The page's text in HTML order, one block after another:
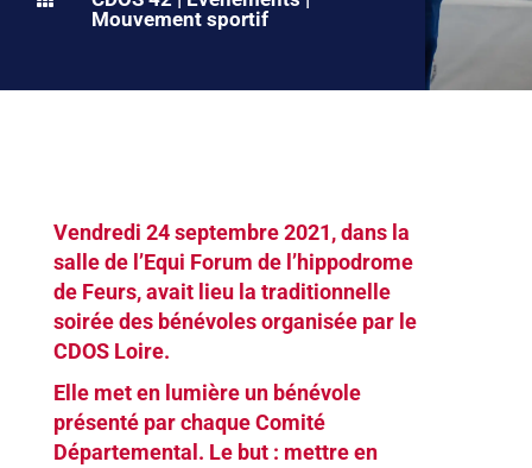
Mouvement sportif
Vendredi 24 septembre 2021, dans la
salle de l’Equi Forum de l’hippodrome
de Feurs, avait lieu la traditionnelle
soirée des bénévoles organisée par le
CDOS Loire.
Elle met en lumière un bénévole
présenté par chaque Comité
Départemental. Le but : mettre en